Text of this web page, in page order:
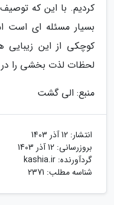
کردیم. با این که
بسیار مسئله ای است
کوچکی از این زیبایی
لحظات لذت بخشی را در
منبع: الی گشت
انتشار: 12 آذر 1403
بروزرسانی: 12 آذر 1403
گردآورنده: kashia.ir
شناسه مطلب: 2371